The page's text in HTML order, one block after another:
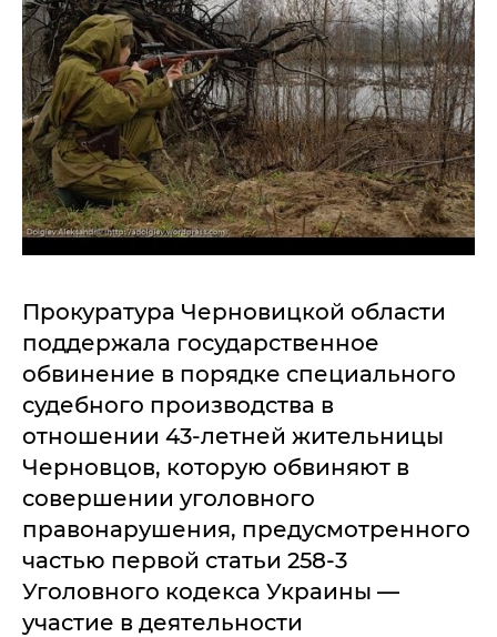
Прокуратура Черновицкой области
поддержала государственное
обвинение в порядке специального
судебного производства в
отношении 43-летней жительницы
Черновцов, которую обвиняют в
совершении уголовного
правонарушения, предусмотренного
частью первой статьи 258-3
Уголовного кодекса Украины —
участие в деятельности